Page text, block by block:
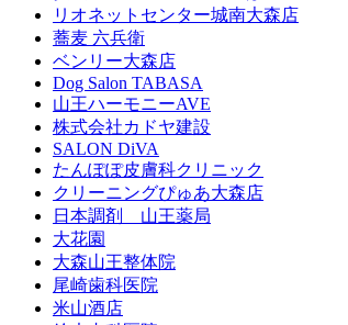
リオネットセンター城南大森店
蕎麦 六兵衛
ベンリー大森店
Dog Salon TABASA
山王ハーモニーAVE
株式会社カドヤ建設
SALON DiVA
たんぽぽ皮膚科クリニック
クリーニングぴゅあ大森店
日本調剤 山王薬局
大花園
大森山王整体院
尾崎歯科医院
米山酒店